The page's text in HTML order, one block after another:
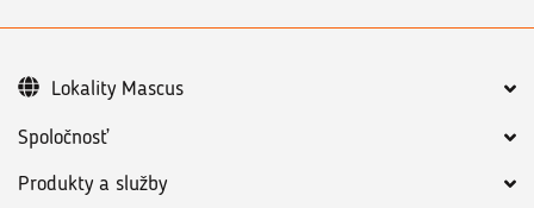
Spoločnosť
Produkty a služby
Lokality Mascus